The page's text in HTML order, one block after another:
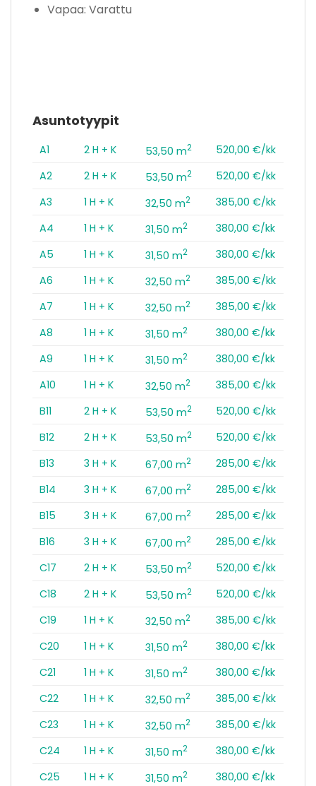
Asuntotyypit
A1 2 H + K 53,50 m2
520,00 €/kk
A2
2 H + K 53,50 m2
520,00 €/kk
A3
1 H + K 32,50 m2
385,00 €/kk
A4
1 H + K 31,50 m2
380,00 €/kk
A5
1 H + K 31,50 m2
380,00 €/kk
A6
1 H + K 32,50 m2
385,00 €/kk
A7
1 H + K 32,50 m2
385,00 €/kk
A8
1 H + K 31,50 m2
380,00 €/kk
A9
1 H + K 31,50 m2
380,00 €/kk
A10
1 H + K 32,50 m2
385,00 €/kk
B11
2 H + K 53,50 m2
520,00 €/kk
B12
2 H + K 53,50 m2
520,00 €/kk
B13
3 H + K 67,00 m2
285,00 €/kk
B14
3 H + K 67,00 m2
285,00 €/kk
B15
3 H + K 67,00 m2
285,00 €/kk
B16
3 H + K 67,00 m2
285,00 €/kk
C17
2 H + K 53,50 m2
520,00 €/kk
C18
2 H + K 53,50 m2
520,00 €/kk
C19
1 H + K 32,50 m2
385,00 €/kk
C20
1 H + K 31,50 m2
380,00 €/kk
C21
1 H + K 31,50 m2
380,00 €/kk
C22
1 H + K 32,50 m2
385,00 €/kk
C23
1 H + K 32,50 m2
385,00 €/kk
C24
1 H + K 31,50 m2
380,00 €/kk
C25
1 H + K 31,50 m2
380,00 €/kk
Vapaa: Varattu